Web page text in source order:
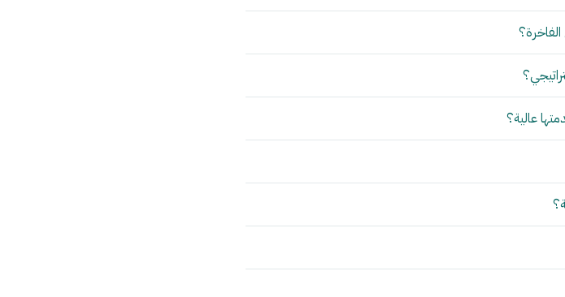
عالية؟